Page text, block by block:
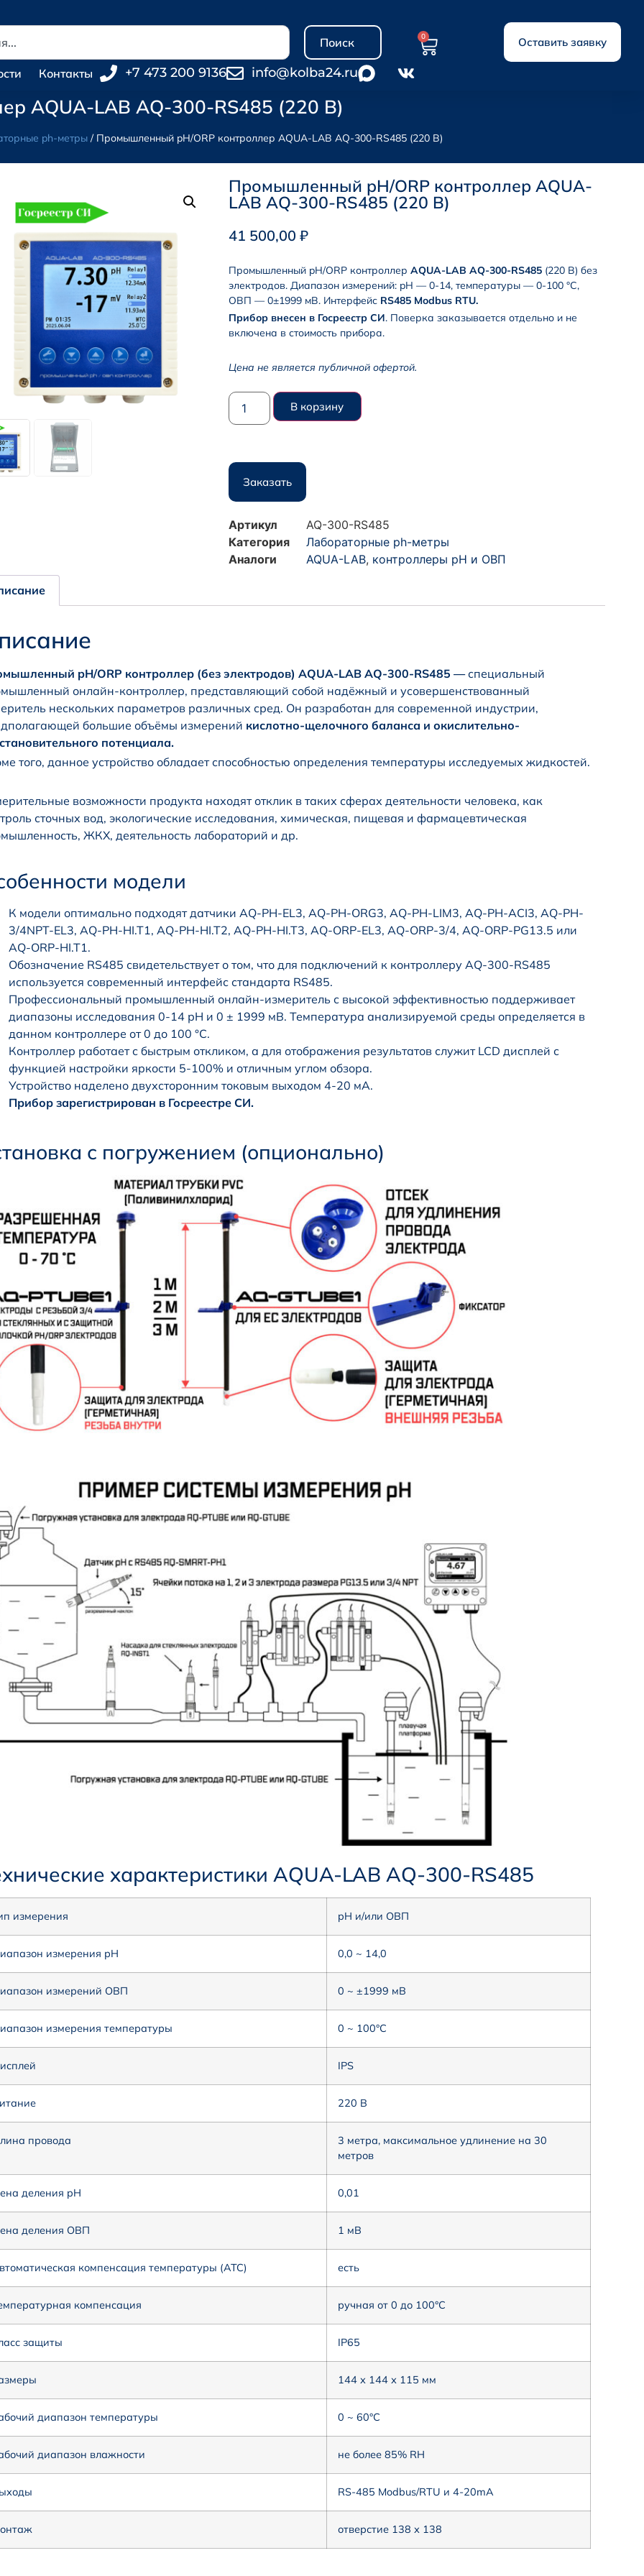
Поиск 0 Оставить заявку
Контакты +7 473 200 9136 info@kolba24.ru
AQUA-LAB AQ-300-RS485 (220 В)
ph-метры / Промышленный pH/ORP контроллер AQUA-LAB AQ-300-RS485 (220 В)
Промышленный pH/ORP контроллер AQUA-
LAB AQ-300-RS485 (220 В)
41 500,00 ₽
Промышленный pH/ORP контроллер AQUA-LAB AQ-300-RS485 (220 В) без
электродов. Диапазон измерений: pH — 0-14, температуры — 0-100 °С,
ОВП — 0±1999 мВ. Интерфейс RS485 Modbus RTU.
Прибор внесен в Госреестр СИ. Поверка заказывается отдельно и не
включена в стоимость прибора.
Цена не является публичной офертой.
В корзину
Заказать
Артикул
AQ-300-RS485
Категория
Лабораторные ph-метры
Аналоги
AQUA-LAB, контроллеры pH и ОВП
pH/ORP контроллер (без электродов) AQUA-LAB AQ-300-RS485 —специальный
онлайн-контроллер, представляющий собой надёжный и усовершенствованный
нескольких параметров различных сред. Он разработан для современной индустрии,
большие объёмы измерений кислотно-щелочного баланса и окислительно-
потенциала.
того, данное устройство обладает способностью определения температуры исследуемых жидкостей.
возможности продукта находят отклик в таких сферах деятельности человека, как
сточных вод, экологические исследования, химическая, пищевая и фармацевтическая
ЖКХ, деятельность лабораторий и др.
модели
К модели оптимально подходят датчики AQ-PH-EL3, AQ-PH-ORG3, AQ-PH-LIM3, AQ-PH-ACI3, AQ-PH-
3/4NPT-EL3, AQ-PH-HI.T1, AQ-PH-HI.T2, AQ-PH-HI.T3, AQ-ORP-EL3, AQ-ORP-3/4, AQ-ORP-PG13.5 или
AQ-ORP-HI.T1.
Обозначение RS485 свидетельствует о том, что для подключений к контроллеру AQ-300-RS485
используется современный интерфейс стандарта RS485.
Профессиональный промышленный онлайн-измеритель с высокой эффективностью поддерживает
диапазоны исследования 0-14 рН и 0 ± 1999 мВ. Температура анализируемой среды определяется в
данном контроллере от 0 до 100 °С.
Контроллер работает с быстрым откликом, а для отображения результатов служит LCD дисплей с
функцией настройки яркости 5-100% и отличным углом обзора.
Устройство наделено двухсторонним токовым выходом 4-20 мА.
Прибор зарегистрирован в Госреестре СИ.
с погружением (опционально)
характеристики AQUA-LAB AQ-300-RS485
измерения pH и/или ОВП
измерения рН 0,0 ~ 14,0
измерений ОВП 0 ~ ±1999 мВ
измерения температуры 0 ~ 100°C
IPS
220 В
провода
3 метра, максимальное удлинение на 30
метров
деления pH 0,01
деления ОВП 1 мВ
компенсация температуры (АТС) есть
компенсация ручная от 0 до 100°C
защиты IP65
144 х 144 х 115 мм
диапазон температуры 0 ~ 60°C
диапазон влажности не более 85% RH
RS-485 Modbus/RTU и 4-20mA
отверстие 138 х 138